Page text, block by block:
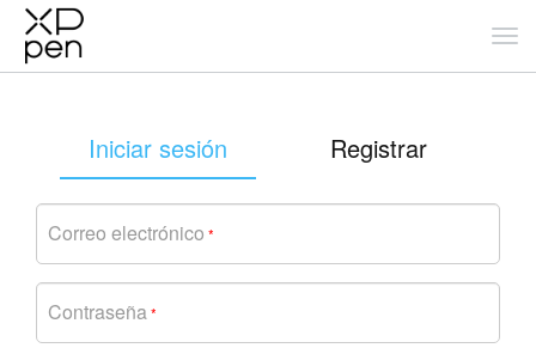
Iniciar sesión Registrar
Correo electrónico *
Contraseña*